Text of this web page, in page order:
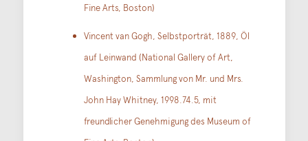
Fine Arts, Boston)
Vincent van Gogh, Selbstporträt, 1889, Öl
auf Leinwand (National Gallery of Art,
Washington, Sammlung von Mr. und Mrs.
John Hay Whitney, 1998.74.5, mit
freundlicher Genehmigung des Museum of